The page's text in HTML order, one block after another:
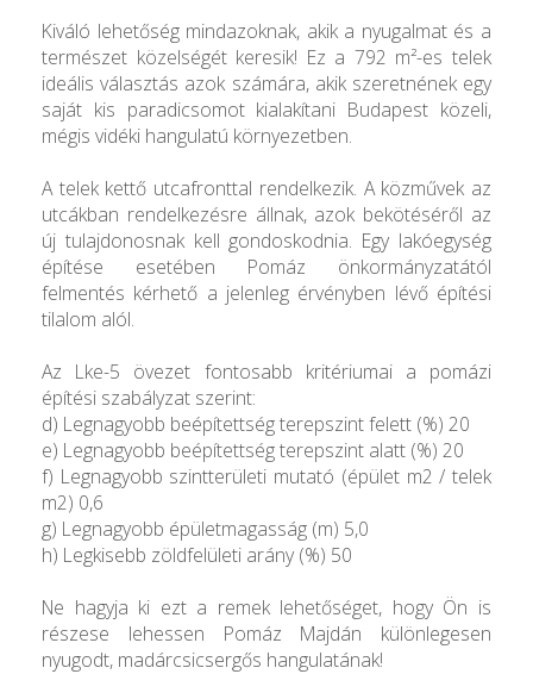
Kiváló lehetőség mindazoknak, akik a nyugalmat és a
természet közelségét keresik! Ez a 792 m²-es telek
ideális választás azok számára, akik szeretnének egy
saját kis paradicsomot kialakítani Budapest közeli,
mégis vidéki hangulatú környezetben.
A telek kettő utcafronttal rendelkezik. A közművek az
utcákban rendelkezésre állnak, azok bekötéséről az
új tulajdonosnak kell gondoskodnia. Egy lakóegység
építése esetében Pomáz önkormányzatától
felmentés kérhető a jelenleg érvényben lévő építési
tilalom alól.
Az Lke-5 övezet fontosabb kritériumai a pomázi
építési szabályzat szerint:
d) Legnagyobb beépítettség terepszint felett (%) 20
e) Legnagyobb beépítettség terepszint alatt (%) 20
f) Legnagyobb szintterületi mutató (épület m2 / telek
m2) 0,6
g) Legnagyobb épületmagasság (m) 5,0
h) Legkisebb zöldfelületi arány (%) 50
Ne hagyja ki ezt a remek lehetőséget, hogy Ön is
részese lehessen Pomáz Majdán különlegesen
nyugodt, madárcsicsergős hangulatának!